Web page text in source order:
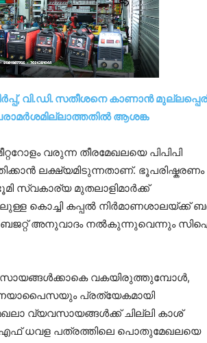
വി.ഡി. സതീശനെ കാണാൻ
ആശങ്ക
വരുന്ന തീരമേഖലയെ പിപിപി
ലക്ഷ്യമിടുന്നതാണ്.
സ്വകാര്യ മുതലാളിമാർക്ക്
കൊച്ചി കപ്പൽ നിർമാണശാലയ്ക്ക്
ബജറ്റ് അനുവാദം നൽകുന്നുവെന്നും
വകയിരുത്തുമ്പോൾ,
പ്രത്യേകമായി
വ്യവസായങ്ങൾക്ക് ചില്ലി കാശ്
ധവള പത്രത്തിലെ പൊതുമേഖലയെ